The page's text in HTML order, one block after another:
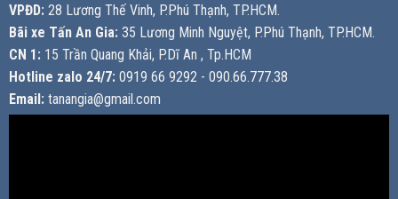
VPĐD: 28 Lương Thế Vinh, P.Phú Thạnh, TP.HCM.
Bãi xe Tấn An Gia: 35 Lương Minh Nguyệt, P.Phú Thạnh, TP.HCM.
CN 1: 15 Trần Quang Khải, P.Dĩ An , Tp.HCM
Hotline zalo 24/7: 0919 66 9292 - 090.66.777.38
Email: tanangia@gmail.com